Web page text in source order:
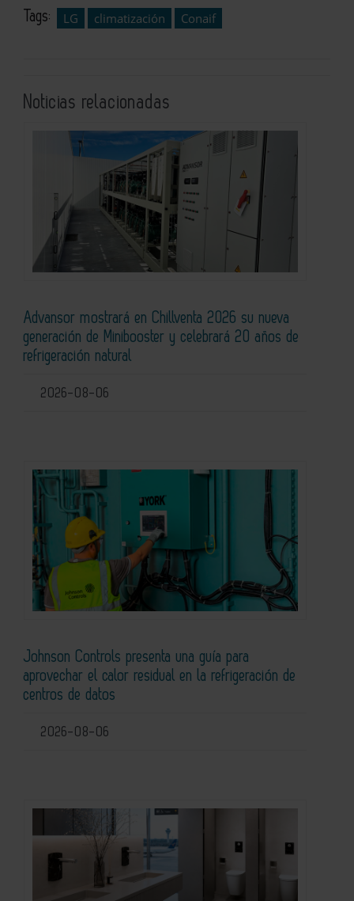
Tags: LG climatización Conaif
Noticias relacionadas
Advansor mostrará en Chillventa 2026 su nueva
generación de Minibooster y celebrará 20 años de
refrigeración natural
2026-08-06
Johnson Controls presenta una guía para
aprovechar el calor residual en la refrigeración de
centros de datos
2026-08-06